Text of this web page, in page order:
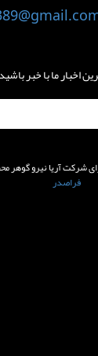
اخبار ما با خبر باشید
شرکت آریا نیرو گوهر
فراصدر